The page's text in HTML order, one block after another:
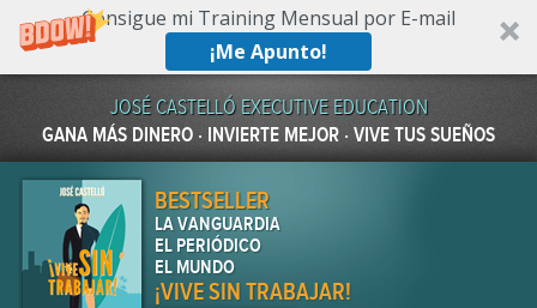
Consigue mi Training Mensual por E-mail
¡Me Apunto!
JOSÉ CASTELLÓ EXECUTIVE EDUCATION
GANA MÁS DINERO · INVIERTE MEJOR · VIVE TUS SUEÑOS
BESTSELLER
LA VANGUARDIA
EL PERIÓDICO
EL MUNDO
¡VIVE SIN TRABAJAR!